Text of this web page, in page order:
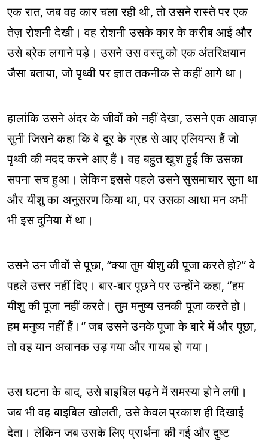
एक रात, जब वह कार चला रही थी, तो उसने रास्ते पर एक
तेज़ रोशनी देखी। वह रोशनी उसके कार के करीब आई और
उसे ब्रेक लगाने पड़े। उसने उस वस्तु को एक अंतरिक्षयान
जैसा बताया, जो पृथ्वी पर ज्ञात तकनीक से कहीं आगे था।
हालांकि उसने अंदर के जीवों को नहीं देखा, उसने एक आवाज़
सुनी जिसने कहा कि वे दूर के ग्रह से आए एलियन्स हैं जो
पृथ्वी की मदद करने आए हैं। वह बहुत खुश हुई कि उसका
सपना सच हुआ। लेकिन इससे पहले उसने सुसमाचार सुना था
और यीशु का अनुसरण किया था, पर उसका आधा मन अभी
भी इस दुनिया में था।
उसने उन जीवों से पूछा, “क्या तुम यीशु की पूजा करते हो?” वे
पहले उत्तर नहीं दिए। बार-बार पूछने पर उन्होंने कहा, “हम
यीशु की पूजा नहीं करते। तुम मनुष्य उनकी पूजा करते हो।
हम मनुष्य नहीं हैं।” जब उसने उनके पूजा के बारे में और पूछा,
तो वह यान अचानक उड़ गया और गायब हो गया।
उस घटना के बाद, उसे बाइबिल पढ़ने में समस्या होने लगी।
जब भी वह बाइबिल खोलती, उसे केवल प्रकाश ही दिखाई
देता। लेकिन जब उसके लिए प्रार्थना की गई और दुष्ट